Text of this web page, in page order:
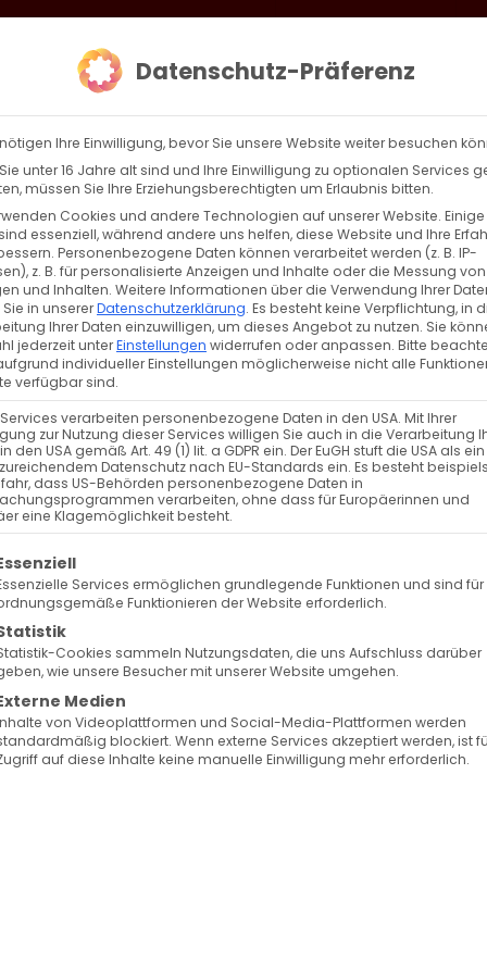
Zurück Vor
Mtsbin
Hakob von Mtsbin
Kirche nimmt der Heilige Patriarch
eine besondere Stellung ein. Sein
spiritueller Erleuchtung, bietet auch heute noch
An seinem Gedenktag, der Samstag vor dem 4.
Taten und die spirituellen Lektionen, die er
die eng mit der frühchristlichen
Hakob früh in die Dramatik seines Zeitalters
Gregor dem Erleuchter und Neffe von
seiner Familie, ein traumatisches Ereignis,
Fügung überlebte er die Massaker und
Datenschutz-Präferenz
Ihre Einwilligung, bevor Sie unsere Website weiter besuchen
unter 16 Jahre alt sind und Ihre Einwilligung zu optionalen Services
müssen Sie Ihre Erziehungsberechtigten um Erlaubnis bitten.
Cookies und andere Technologien auf unserer Website.
essenziell, während andere uns helfen, diese Website und Ihre
Personenbezogene Daten können verarbeitet werden (z. B. IP-
z. B. für personalisierte Anzeigen und Inhalte oder die Messung von
und Inhalten. Weitere Informationen über die Verwendung Ihrer
in unsererDatenschutzerklärung. Es besteht keine Verpflichtung, in
Ihrer Daten einzuwilligen, um dieses Angebot zu nutzen. Sie
jederzeit unterEinstellungen widerrufen oder anpassen. Bitte
individueller Einstellungen möglicherweise nicht alle
verfügbar sind.
verarbeiten personenbezogene Daten in den USA. Mit Ihrer
zur Nutzung dieser Services willigen Sie auch in die Verarbeitung
den USA gemäß Art. 49 (1) lit. a GDPR ein. Der EuGH stuft die USA als
Datenschutz nach EU-Standards ein. Es besteht
dass US-Behörden personenbezogene Daten in
verarbeiten, ohne dass für Europäerinnen und
eine Klagemöglichkeit besteht.
eine Liste der Service-Gruppen, für die eine
Services ermöglichen grundlegende Funktionen und sind
Funktionieren der Website erforderlich.
Cookies sammeln Nutzungsdaten, die uns Aufschluss darüber
wie unsere Besucher mit unserer Website umgehen.
Medien
von Videoplattformen und Social-Media-Plattformen werden
blockiert. Wenn externe Services akzeptiert werden, ist
auf diese Inhalte keine manuelle Einwilligung mehr erforderlich.